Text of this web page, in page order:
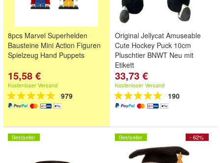
8pcs Marvel Superhelden
Bausteine Mini Action Figuren
Spielzeug Hand Puppets
15,58 €
Kostenloser Versand
979
Original Jellycat Amuseable
Cute Hockey Puck 10cm
Pluschtier BNWT Neu mit
Etikett
33,73 €
Kostenloser Versand
190
Bestseller - 62%
Bestseller